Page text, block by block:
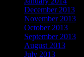
December 2013
November 2013
October 2013
September 2013
August 2013
July 2013